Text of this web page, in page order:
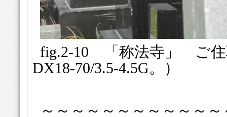
fig.2-10 「称法寺」 ご住
DX18-70/3.5-4.5G。）
～～～～～～～～～～～